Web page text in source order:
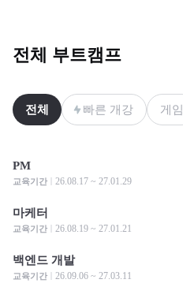
전체 부트캠프
전체 빠른 개강 게임
모집 중
모집 중
PM
교육기간 26.08.17 ~ 27.01.29
모집 중
모집 중
마케터
교육기간 26.08.19 ~ 27.01.21
모집 중
모집 중
백엔드 개발
교육기간 26.09.06 ~ 27.03.11